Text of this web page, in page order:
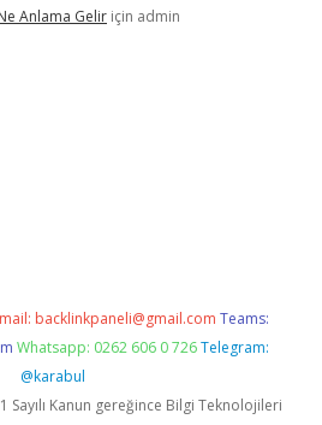
Anlama Gelir için admin
backlinkpaneli@gmail.com Teams:
Whatsapp: 0262 606 0 726 Telegram:
@karabul
Sayılı Kanun gereğince Bilgi Teknolojileri